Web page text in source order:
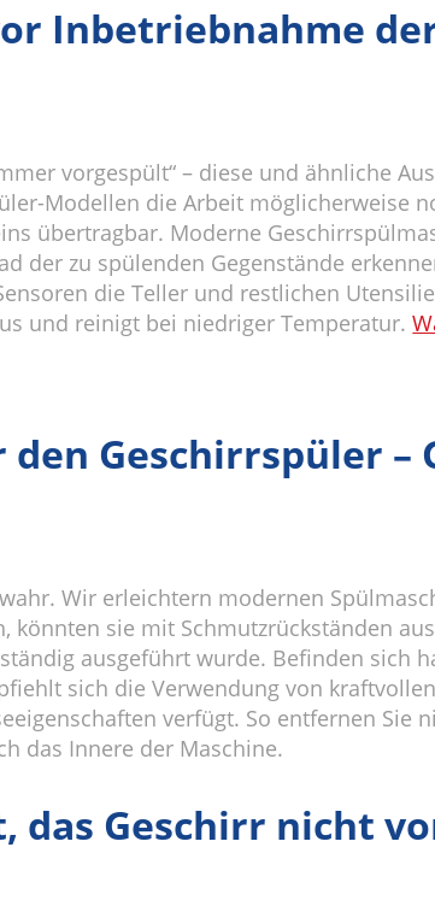
Inbetriebnahme
vorgespült“ – diese und ähnliche
Modellen die Arbeit möglicherweise
übertragbar. Moderne
der zu spülenden Gegenstände
die Teller und restlichen
und reinigt bei niedriger Temperatur.
Geschirrspüler
Wir erleichtern modernen
könnten sie mit Schmutzrückständen
ausgeführt wurde. Befinden sich
sich die Verwendung von
verfügt. So entfernen Sie
das Innere der Maschine.
das Geschirr nicht